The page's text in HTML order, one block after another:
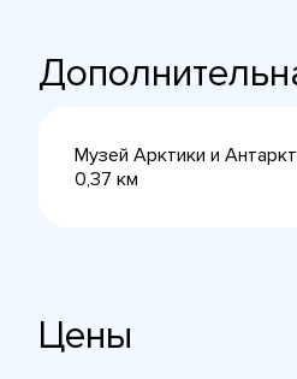
Музей Арктики и
0,37 км
Цены